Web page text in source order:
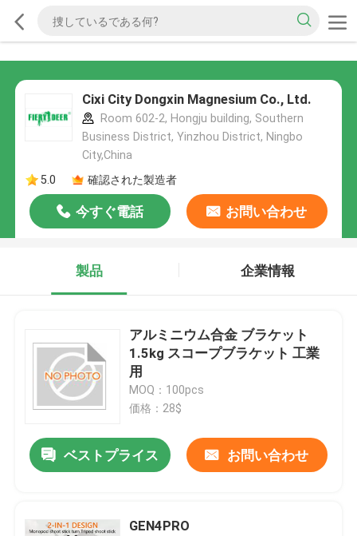
Cixi City Dongxin Magnesium Co., Ltd.
Room 602-2, Hongju building, Southern
Business District, Yinzhou District, Ningbo
City,China
5.0
確認された製造者
今すぐ電話 お問い合わせ
製品 企業情報
アルミニウム合金 ブラケット
1.5kg スコープブラケット 工業
用
MOQ：100pcs
価格：28$
ベストプライス お問い合わせ
GEN4PRO